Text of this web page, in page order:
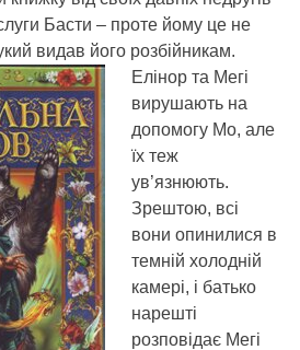
Басти – проте йому це не
видав його розбійникам.
Елінор та Мегі
вирушають на
допомогу Мо, але
їх теж
ув’язнюють.
Зрештою, всі
вони опинилися в
темній холодній
камері, і батько
нарешті
розповідає Мегі